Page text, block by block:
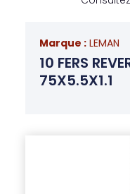
Marque : LEMAN
10 FERS
75X5.5X1.1